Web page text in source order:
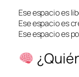
Ese espacio es
Ese espacio es
Ese espacio es